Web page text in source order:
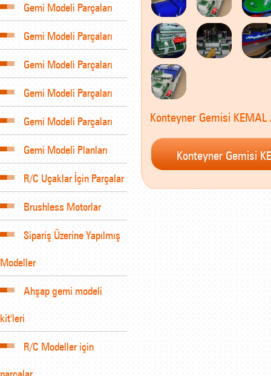
Gemi Modeli Parçaları
Gemi Modeli Parçaları
Gemi Modeli Parçaları
Gemi Modeli Parçaları
Gemi Modeli Parçaları
Gemi Modeli Planları
R/C Uçaklar İçin Parçalar
Brushless Motorlar
Sipariş Üzerine Yapılmış
Modeller
Ahşap gemi modeli
kit'leri
R/C Modeller için
parçalar
Konteyner Gemisi KEMAL